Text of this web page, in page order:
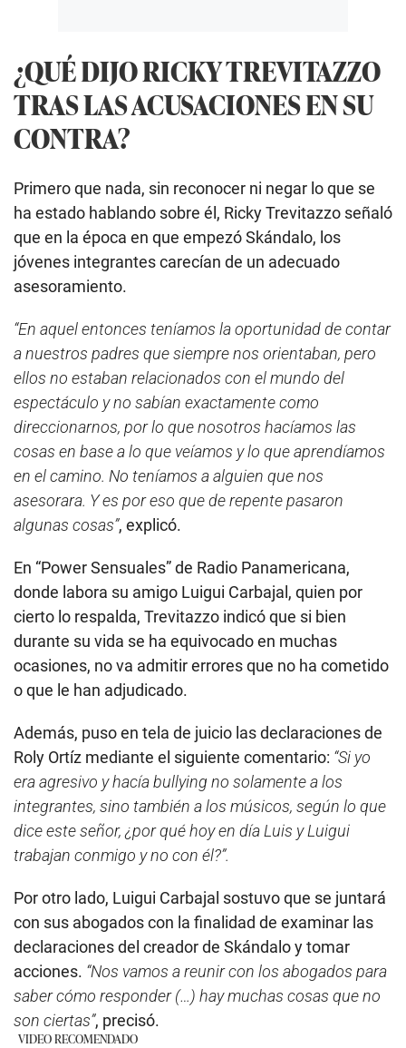
¿QUÉ DIJO RICKY TREVITAZZO
TRAS LAS ACUSACIONES EN SU
CONTRA?
Primero que nada, sin reconocer ni negar lo que se
ha estado hablando sobre él, Ricky Trevitazzo señaló
que en la época en que empezó Skándalo, los
jóvenes integrantes carecían de un adecuado
asesoramiento.
“En aquel entonces teníamos la oportunidad de contar
a nuestros padres que siempre nos orientaban, pero
ellos no estaban relacionados con el mundo del
espectáculo y no sabían exactamente como
direccionarnos, por lo que nosotros hacíamos las
cosas en base a lo que veíamos y lo que aprendíamos
en el camino. No teníamos a alguien que nos
asesorara. Y es por eso que de repente pasaron
algunas cosas”, explicó.
En “Power Sensuales” de Radio Panamericana,
donde labora su amigo Luigui Carbajal, quien por
cierto lo respalda, Trevitazzo indicó que si bien
durante su vida se ha equivocado en muchas
ocasiones, no va admitir errores que no ha cometido
o que le han adjudicado.
Además, puso en tela de juicio las declaraciones de
Roly Ortíz mediante el siguiente comentario: “Si yo
era agresivo y hacía bullying no solamente a los
integrantes, sino también a los músicos, según lo que
dice este señor, ¿por qué hoy en día Luis y Luigui
trabajan conmigo y no con él?”.
Por otro lado, Luigui Carbajal sostuvo que se juntará
con sus abogados con la finalidad de examinar las
declaraciones del creador de Skándalo y tomar
acciones. “Nos vamos a reunir con los abogados para
saber cómo responder (…) hay muchas cosas que no
son ciertas”, precisó.
VIDEO RECOMENDADO